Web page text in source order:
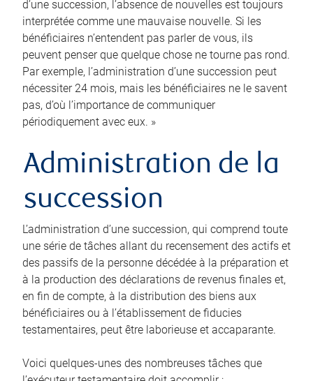
d’une succession, l’absence de nouvelles est toujours
interprétée comme une mauvaise nouvelle. Si les
bénéficiaires n’entendent pas parler de vous, ils
peuvent penser que quelque chose ne tourne pas rond.
Par exemple, l’administration d’une succession peut
nécessiter 24 mois, mais les bénéficiaires ne le savent
pas, d’où l’importance de communiquer
périodiquement avec eux. »
Administration de la
succession
L’administration d’une succession, qui comprend toute
une série de tâches allant du recensement des actifs et
des passifs de la personne décédée à la préparation et
à la production des déclarations de revenus finales et,
en fin de compte, à la distribution des biens aux
bénéficiaires ou à l’établissement de fiducies
testamentaires, peut être laborieuse et accaparante.
Voici quelques-unes des nombreuses tâches que